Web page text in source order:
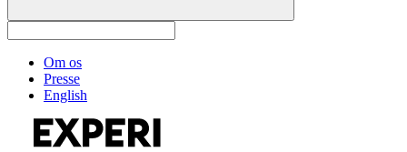
Om os
Presse
English